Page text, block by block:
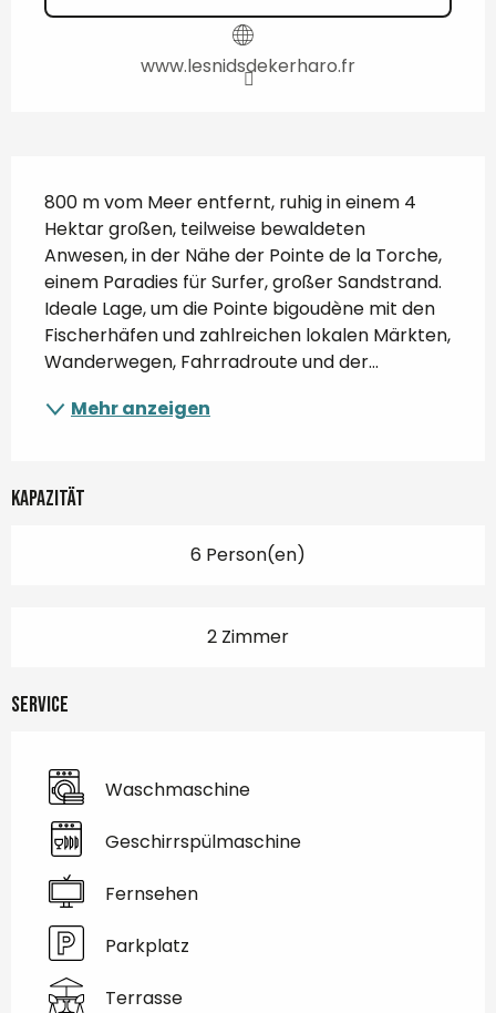
www.lesnidsdekerharo.fr
800 m vom Meer entfernt, ruhig in einem 4
Hektar großen, teilweise bewaldeten
Anwesen, in der Nähe der Pointe de la Torche,
einem Paradies für Surfer, großer Sandstrand.
Ideale Lage, um die Pointe bigoudène mit den
Fischerhäfen und zahlreichen lokalen Märkten,
Wanderwegen, Fahrradroute und der...
Mehr anzeigen
Kapazität
6 Person(en)
2 Zimmer
Service
Waschmaschine
Geschirrspülmaschine
Fernsehen
Parkplatz
Terrasse